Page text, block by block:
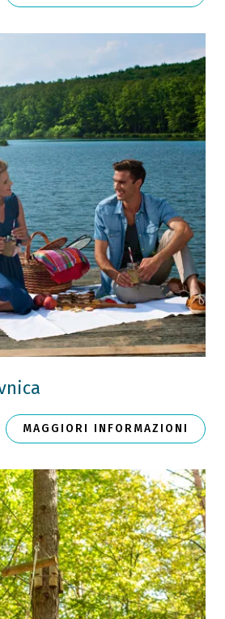
MAGGIORI INFORMAZIONI